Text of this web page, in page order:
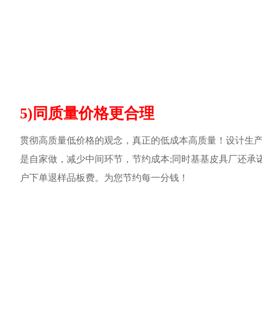
5)同质量价格更合理
贯彻高质量低价格的观念，真正的低成本高质量！设计生
是自家做，减少中间环节，节约成本;同时基基皮具厂还承
户下单退样品板费。为您节约每一分钱！